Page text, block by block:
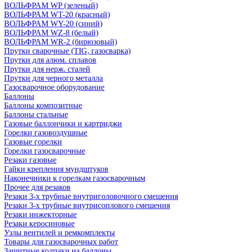
ВОЛЬФРАМ WP (зеленый)
ВОЛЬФРАМ WT-20 (красный)
ВОЛЬФРАМ WY-20 (синий)
ВОЛЬФРАМ WZ-8 (белый)
ВОЛЬФРАМ WR-2 (бирюзовый)
Прутки сварочные (TIG, газосварка)
Прутки для алюм. сплавов
Прутки для нерж. сталей
Прутки для черного металла
Газосварочное оборудование
Баллоны
Баллоны композитные
Баллоны стальные
Газовые баллончики и картриджи
Горелки газовоздушные
Газовые горелки
Горелки газосварочные
Резаки газовые
Гайки крепления мундштуков
Наконечники к горелкам газосварочным
Прочее для резаков
Резаки 3-х трубные внутриголовочного смешения
Резаки 3-х трубные внутрисоплового смешения
Резаки инжекторные
Резаки керосиновые
Узлы вентилей и ремкомплекты
Товары для газосварочных работ